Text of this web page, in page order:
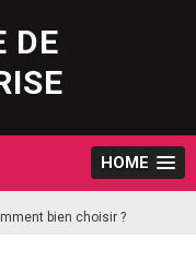
DE
HOME
bien choisir ?